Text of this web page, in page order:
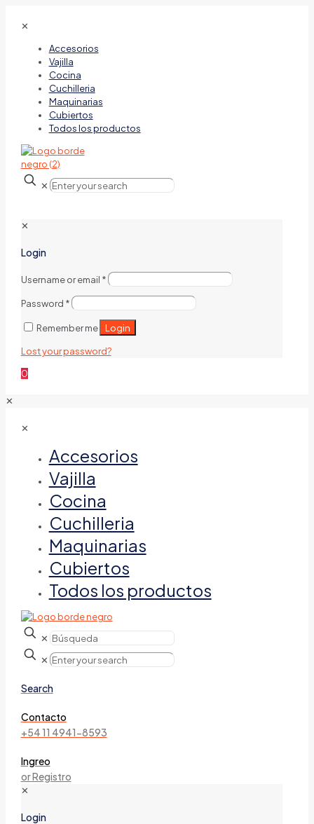
✕
Accesorios
Vajilla
Cocina
Cuchilleria
Maquinarias
Cubiertos
Todos los productos
✕
✕
Login
Username or email *
Password *
Remember me Login
Lost your password?
0
✕
✕
Accesorios
Vajilla
Cocina
Cuchilleria
Maquinarias
Cubiertos
Todos los productos
✕
✕
Search
Contacto
+54 11 4941-8593
Ingreo
or Registro
✕
Login